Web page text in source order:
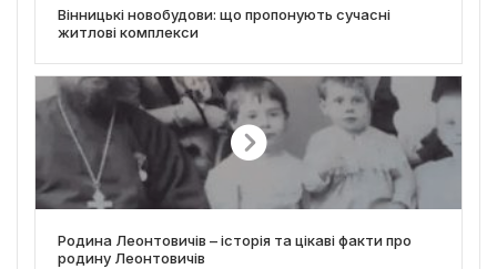
Вінницькі новобудови: що пропонують сучасні
житлові комплекси
Родина Леонтовичів – історія та цікаві факти про
родину Леонтовичів